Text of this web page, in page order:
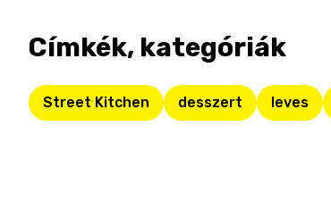
Címkék, kategóriák
Street Kitchen desszert leves